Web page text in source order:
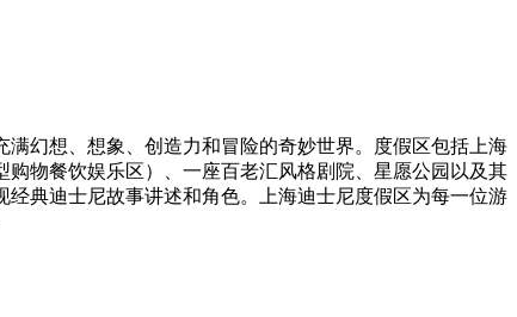
幻想、想象、创造力和冒险的奇妙世界。度假区包括上海
物餐饮娱乐区）、一座百老汇风格剧院、星愿公园以及其
典迪士尼故事讲述和角色。上海迪士尼度假区为每一位游